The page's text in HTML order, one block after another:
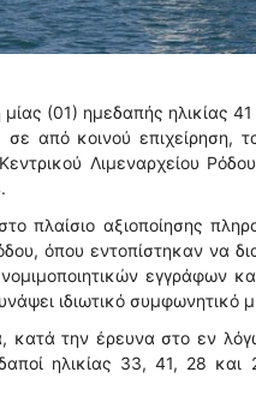
(01) ημεδαπής ηλικίας
από κοινού επιχείρηση,
Λιμεναρχείου
πλαίσιο αξιοποίησης
όπου εντοπίστηκαν να
εγγράφων
ιδιωτικό συμφωνητικό
κατά την έρευνα στο εν
ηλικίας 33, 41, 28